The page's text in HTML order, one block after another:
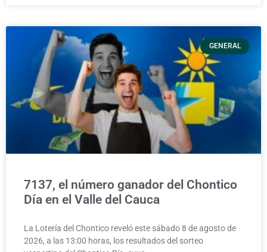
GENERAL
7137, el número ganador del Chontico
Día en el Valle del Cauca
La Lotería del Chontico reveló este sábado 8 de agosto de
2026, a las 13:00 horas, los resultados del sorteo